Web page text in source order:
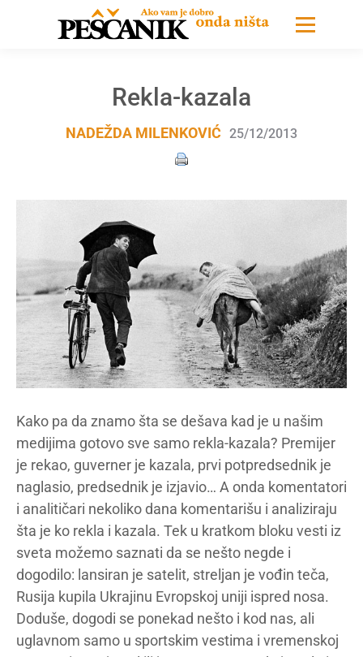
Rekla-kazala
NADEŽDA MILENKOVIĆ 25/12/2013
Kako pa da znamo šta se dešava kad je u našim
medijima gotovo sve samo rekla-kazala? Premijer
je rekao, guverner je kazala, prvi potpredsednik je
naglasio, predsednik je izjavio… A onda komentatori
i analitičari nekoliko dana komentarišu i analiziraju
šta je ko rekla i kazala. Tek u kratkom bloku vesti iz
sveta možemo saznati da se nešto negde i
dogodilo: lansiran je satelit, streljan je vođin teča,
Rusija kupila Ukrajinu Evropskoj uniji ispred nosa.
Doduše, dogodi se ponekad nešto i kod nas, ali
uglavnom samo u sportskim vestima i vremenskoj